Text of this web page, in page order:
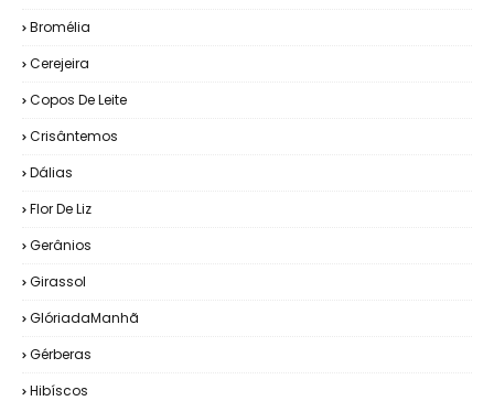
Bromélia
Cerejeira
Copos De Leite
Crisântemos
Dálias
Flor De Liz
Gerânios
Girassol
GlóriadaManhã
Gérberas
Hibíscos